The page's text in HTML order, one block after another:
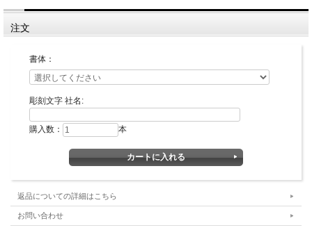
願いします。
・書体ならびに用途とデザインをお選びください。
・彫刻文字 社名欄に彫刻する社名をお入れください。（例：株式会社京都光林
■書体見本一覧：
同じ系統でも名前が違うものは作家が違います。それぞれ線の太さなどに個性があ
ります。
注文
書体：
彫刻文字 社名:
購入数： 本
返品についての詳細はこちら
お問い合わせ